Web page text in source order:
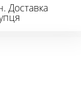
Доставка